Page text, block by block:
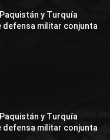
y Turquía
defensa militar conjunta
y Turquía
defensa militar conjunta